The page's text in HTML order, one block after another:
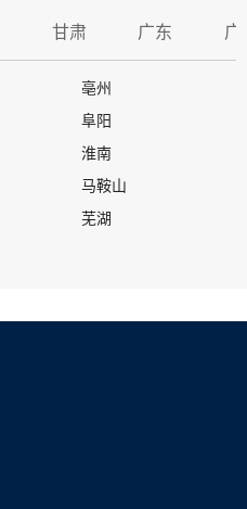
甘肃 广东 广
亳州
阜阳
淮南
马鞍山
芜湖